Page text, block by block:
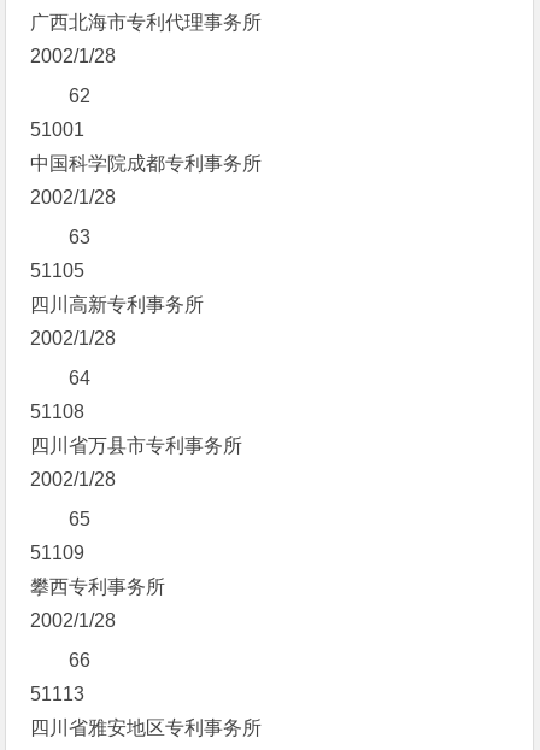
广西北海市专利代理事务所
2002/1/28
62
51001
中国科学院成都专利事务所
2002/1/28
63
51105
四川高新专利事务所
2002/1/28
64
51108
四川省万县市专利事务所
2002/1/28
65
51109
攀西专利事务所
2002/1/28
66
51113
四川省雅安地区专利事务所